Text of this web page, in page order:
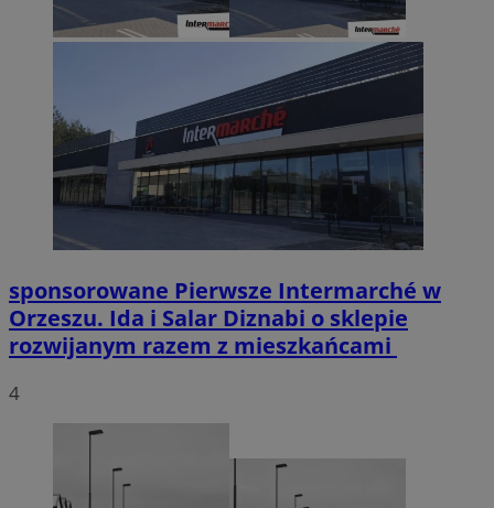
sponsorowane Pierwsze Intermarché w
Orzeszu. Ida i Salar Diznabi o sklepie
rozwijanym razem z mieszkańcami
4